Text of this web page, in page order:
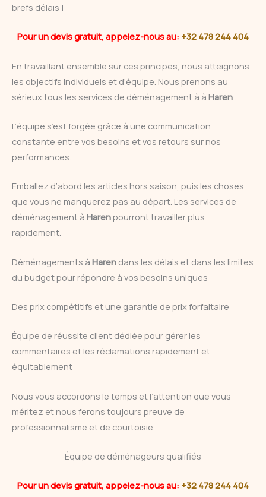
brefs délais !
Pour un devis gratuit, appelez-nous au: +32 478 244 404
En travaillant ensemble sur ces principes, nous atteignons
les objectifs individuels et d’équipe. Nous prenons au
sérieux tous les services de déménagement à à Haren
L’équipe s’est forgée grâce à une communication
constante entre vos besoins et vos retours sur nos
performances.
Emballez d’abord les articles hors saison, puis les choses
que vous ne manquerez pas au départ. Les services de
déménagement à Harenpourront travailler plus
rapidement.
Déménagements à Haren dans les délais et dans les limites
du budget pour répondre à vos besoins uniques
Des prix compétitifs et une garantie de prix forfaitaire
Équipe de réussite client dédiée pour gérer les
commentaires et les réclamations rapidement et
équitablement
Nous vous accordons le temps et l’attention que vous
méritez et nous ferons toujours preuve de
professionnalisme et de courtoisie.
Équipe de déménageurs qualifiés
Pour un devis gratuit, appelez-nous au: +32 478 244 404